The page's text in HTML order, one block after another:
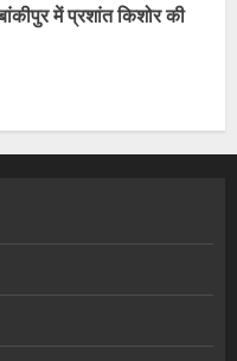
में प्रशांत किशोर की